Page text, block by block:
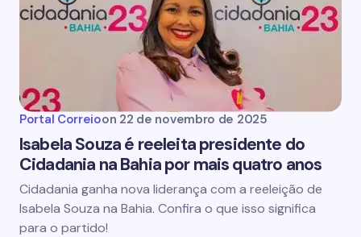
Portal Correioon 22 de novembro de 2025
Isabela Souza é reeleita presidente do
Cidadania na Bahia por mais quatro anos
Cidadania ganha nova liderança com a reeleição de
Isabela Souza na Bahia. Confira o que isso significa
para o partido!